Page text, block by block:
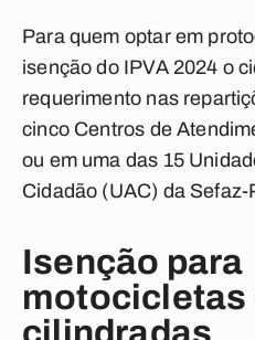
Para quem optar em
isenção do IPVA 2024 o
requerimento nas
cinco Centros de
ou em uma das 15
Cidadão (UAC) da Sefaz-
Isenção para
motocicletas